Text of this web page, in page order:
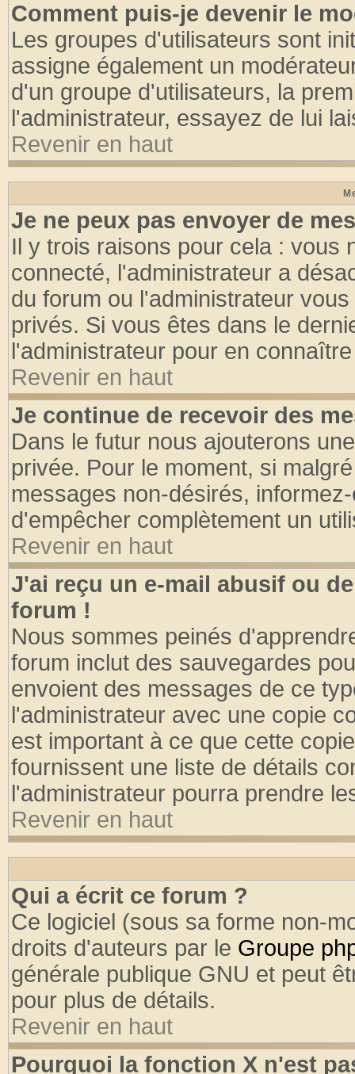
Comment puis-je devenir le
Les groupes d'utilisateurs sont
assigne également un
d'un groupe d'utilisateurs, la
l'administrateur, essayez de lui
Revenir en haut
Je ne peux pas envoyer de
Il y trois raisons pour cela : vous
connecté, l'administrateur a
du forum ou l'administrateur
privés. Si vous êtes dans le
l'administrateur pour en
Revenir en haut
Je continue de recevoir des
Dans le futur nous ajouterons
privée. Pour le moment, si
messages non-désirés,
d'empêcher complètement un
Revenir en haut
J'ai reçu un e-mail abusif ou
forum !
Nous sommes peinés
forum inclut des sauvegardes
envoient des messages de ce
l'administrateur avec une copie
est important à ce que cette
fournissent une liste de détails
l'administrateur pourra prendre
Revenir en haut
Qui a écrit ce forum ?
Ce logiciel (sous sa forme non-
droits d'auteurs par le Groupe
générale publique GNU et peut
pour plus de détails.
Revenir en haut
Pourquoi la fonction X n'est